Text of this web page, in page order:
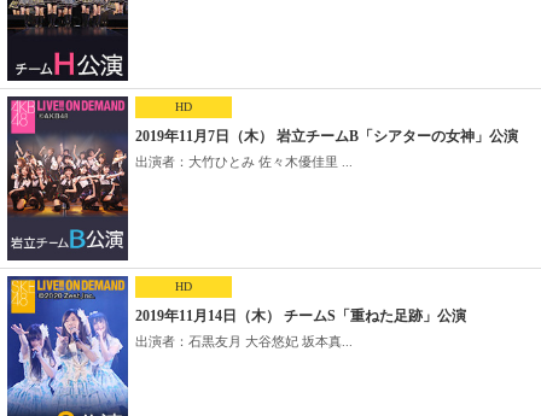
HD
2019年11月7日（木） 岩立チームB「シアターの女神」公演
出演者：大竹ひとみ 佐々木優佳里 ...
HD
2019年11月14日（木） チームS「重ねた足跡」公演
出演者：石黒友月 大谷悠妃 坂本真...